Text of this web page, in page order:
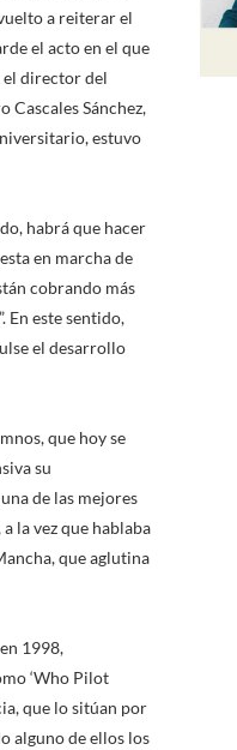
a reiterar el
el acto en el que
el director del
Sánchez,
estuvo
habrá que hacer
en marcha de
cobrando más
En este sentido,
el desarrollo
que hoy se
su
de las mejores
la vez que hablaba
que aglutina
1998,
‘Who Pilot
que lo sitúan por
alguno de ellos los